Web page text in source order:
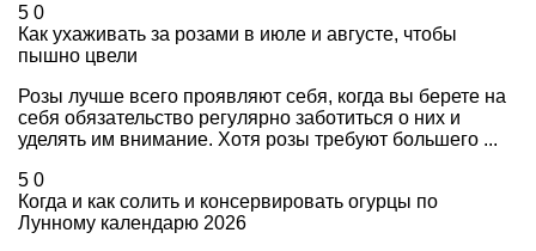
5 0
Как ухаживать за розами в июле и августе, чтобы
пышно цвели
Розы лучше всего проявляют себя, когда вы берете на
себя обязательство регулярно заботиться о них и
уделять им внимание. Хотя розы требуют большего ...
5 0
Когда и как солить и консервировать огурцы по
Лунному календарю 2026